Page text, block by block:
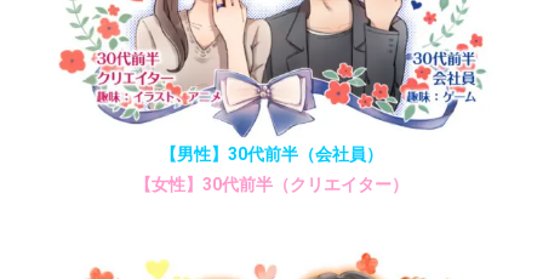
【男性】30代前半（会社員）
【女性】30代前半（クリエイター）